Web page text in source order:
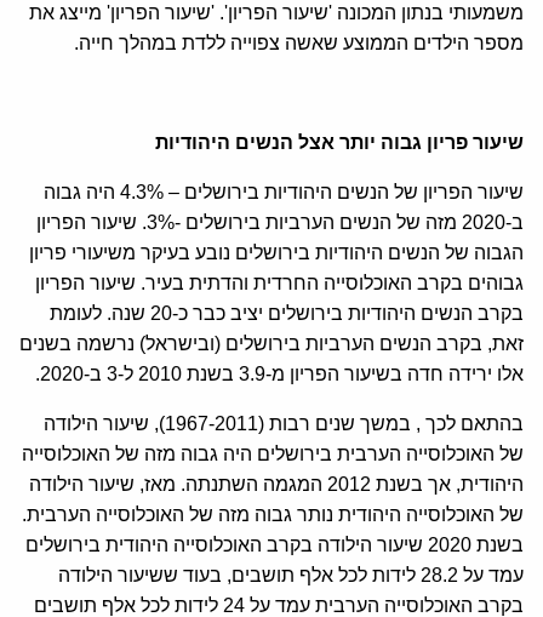
משמעותי בנתון המכונה 'שיעור הפריון'. 'שיעור הפריון' מייצג את
מספר הילדים הממוצע שאשה צפוייה ללדת במהלך חייה.
שיעור פריון גבוה יותר אצל הנשים היהודיות
שיעור הפריון של הנשים היהודיות בירושלים – 4.3% היה גבוה
ב-2020 מזה של הנשים הערביות בירושלים -3%. שיעור הפריון
הגבוה של הנשים היהודיות בירושלים נובע בעיקר משיעורי פריון
גבוהים בקרב האוכלוסייה החרדית והדתית בעיר. שיעור הפריון
בקרב הנשים היהודיות בירושלים יציב כבר כ-20 שנה. לעומת
זאת, בקרב הנשים הערביות בירושלים (ובישראל) נרשמה בשנים
אלו ירידה חדה בשיעור הפריון מ-3.9 בשנת 2010 ל-3 ב-2020.
בהתאם לכך , במשך שנים רבות (1967-2011), שיעור הילודה
של האוכלוסייה הערבית בירושלים היה גבוה מזה של האוכלוסייה
היהודית, אך בשנת 2012 המגמה השתנתה. מאז, שיעור הילודה
של האוכלוסייה היהודית נותר גבוה מזה של האוכלוסייה הערבית.
בשנת 2020 שיעור הילודה בקרב האוכלוסייה היהודית בירושלים
עמד על 28.2 לידות לכל אלף תושבים, בעוד ששיעור הילודה
בקרב האוכלוסייה הערבית עמד על 24 לידות לכל אלף תושבים